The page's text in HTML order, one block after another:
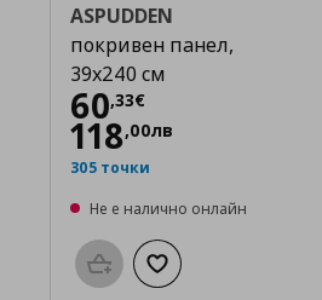
с любими
ASPUDDEN
покривен панел,
39x240 см
60,33€
Цена
118,00лв
305 точки
Не е налично онлайн
Προσθήκη στο καλάθι
Добави към